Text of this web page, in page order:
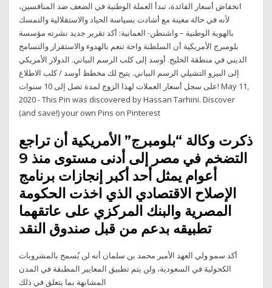
انخفاض أسعار الفائدة، تبدأ العملة الوطنية في الضعف ضد المنافسين،
لأنه في حالة معينة مع أشادت بسياسة الحياد والاستقلالية والتمسك
بالهوية الوطنية – واشنطن- العمانية: أكد تقرير جديد نشرته مؤسسة
بلومبرج الأمريكية أن السلطنة واحة تنعم بالهدوء والاستقرار والتسامح
الديني في منطقة الخليج. أوسد إلى كلب الرسم البياني. الدولار الأمريكي
إلى البيزو التشيلي الرسم البياني. يتيح لك مخطط أوسد / كلب الاطلاع
على سجل أسعار العملات لهذا الزوج لمدة تصل إلى 10 سنوات! May 11,
2020 - This Pin was discovered by Hassan Tarhini. Discover
(and save!) your own Pins on Pinterest
ذكرت وكالة “بلومبرج” الأمريكية أن تراجع
التضخم في مصر إلى أدنى مستوى منذ 9
أعوام يمثل أحد أكبر إنجازات برنامج
الإصلاح الاقتصادي الذي اخذت الحكومة
المصرية والبنك المركزي على عاتقهما
تطبيقه بدعم من قبل صندوق النقد
أكد سمو ولي العهد الأمير محمد بن سلمان أنه لن يُسمح بالمشروبات
الكحولية في السعودية، ولن يتم تطبيق المعايير المطبقة في المدن
المشابهة بما يتعلق في ذلك